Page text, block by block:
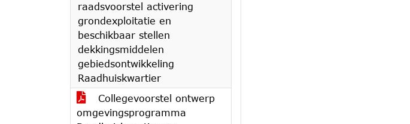
raadsvoorstel activering
grondexploitatie en
beschikbaar stellen
dekkingsmiddelen
gebiedsontwikkeling
Raadhuiskwartier
Collegevoorstel ontwerp
omgevingsprogramma